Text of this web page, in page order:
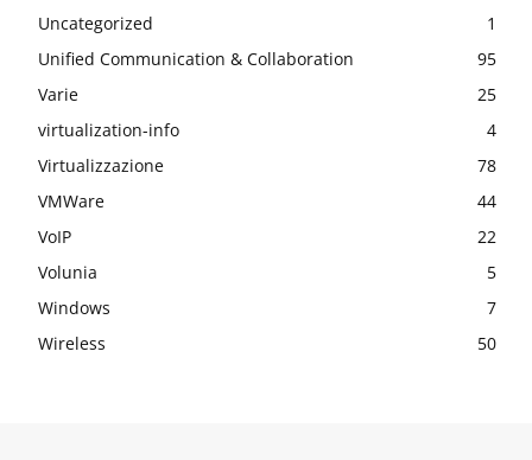
Uncategorized
1
Unified Communication & Collaboration
95
Varie
25
virtualization-info
4
Virtualizzazione
78
VMWare
44
VoIP
22
Volunia
5
Windows
7
Wireless
50